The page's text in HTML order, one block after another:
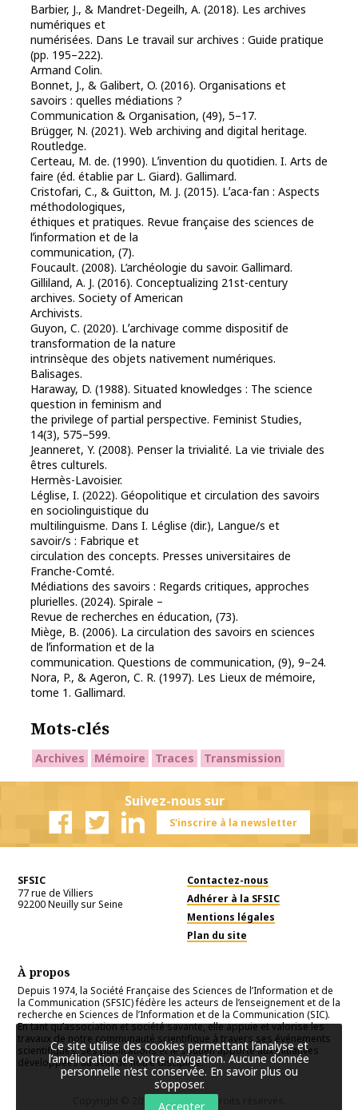
Barbier, J., & Mandret-Degeilh, A. (2018). Les archives
numériques et
numérisées. Dans Le travail sur archives : Guide pratique
(pp. 195–222).
Armand Colin.
Bonnet, J., & Galibert, O. (2016). Organisations et
savoirs : quelles médiations ?
Communication & Organisation, (49), 5–17.
Brügger, N. (2021). Web archiving and digital heritage.
Routledge.
Certeau, M. de. (1990). Lʼinvention du quotidien. I. Arts de
faire (éd. établie par L. Giard). Gallimard.
Cristofari, C., & Guitton, M. J. (2015). Lʼaca-fan : Aspects
méthodologiques,
éthiques et pratiques. Revue française des sciences de
lʼinformation et de la
communication, (7).
Foucault. (2008). L’archéologie du savoir. Gallimard.
Gilliland, A. J. (2016). Conceptualizing 21st-century
archives. Society of American
Archivists.
Guyon, C. (2020). Lʼarchivage comme dispositif de
transformation de la nature
intrinsèque des objets nativement numériques.
Balisages.
Haraway, D. (1988). Situated knowledges : The science
question in feminism and
the privilege of partial perspective. Feminist Studies,
14(3), 575–599.
Jeanneret, Y. (2008). Penser la trivialité. La vie triviale des
êtres culturels.
Hermès-Lavoisier.
Léglise, I. (2022). Géopolitique et circulation des savoirs
en sociolinguistique du
multilinguisme. Dans I. Léglise (dir.), Langue/s et
savoir/s : Fabrique et
circulation des concepts. Presses universitaires de
Franche-Comté.
Médiations des savoirs : Regards critiques, approches
plurielles. (2024). Spirale –
Revue de recherches en éducation, (73).
Miège, B. (2006). La circulation des savoirs en sciences
de lʼinformation et de la
communication. Questions de communication, (9), 9–24.
Nora, P., & Ageron, C. R. (1997). Les Lieux de mémoire,
tome 1. Gallimard.
Mots-clés
Archives Mémoire Traces Transmission
Suivez-nous sur
S'inscrire à la newsletter
SFSIC
77 rue de Villiers
92200Neuilly sur Seine
Contactez-nous
Adhérer à la SFSIC
Mentions légales
Plan du site
À propos
Depuis 1974, la Société Française des Sciences de l’Information et de
la Communication (SFSIC) fédère les acteurs de l’enseignement et de la
recherche en Sciences de l’Information et de la Communication (SIC).
En tant qu’association et société savante, elle appuie et valorise les
travaux de notre communauté scientifique à travers ses événements
scientifiques, ses publications et le soutien apporté aux initiatives
développées au sein de notre discipline.
SFSIC
. Tous droits réservés.
Ce site utilise des cookies permettant l’analyse et
l’amélioration de votre navigation. Aucune donnée
personnelle n’est conservée. En savoir plus ou
s’opposer.
Accepter